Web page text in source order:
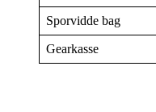
Sporvidde bag
Gearkasse